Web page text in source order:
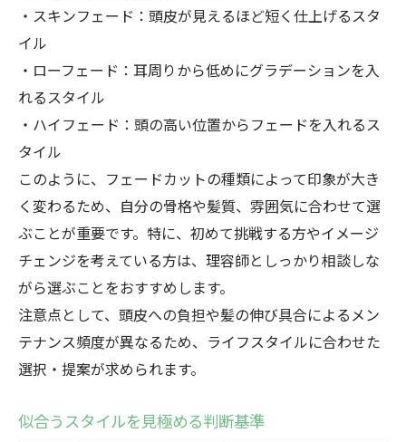
・スキンフェード：頭皮が見えるほど短く仕上げるスタ
イル
・ローフェード：耳周りから低めにグラデーションを入
れるスタイル
・ハイフェード：頭の高い位置からフェードを入れるス
タイル
このように、フェードカットの種類によって印象が大き
く変わるため、自分の骨格や髪質、雰囲気に合わせて選
ぶことが重要です。特に、初めて挑戦する方やイメージ
チェンジを考えている方は、理容師としっかり相談しな
がら選ぶことをおすすめします。
注意点として、頭皮への負担や髪の伸び具合によるメン
テナンス頻度が異なるため、ライフスタイルに合わせた
選択・提案が求められます。
似合うスタイルを見極める判断基準